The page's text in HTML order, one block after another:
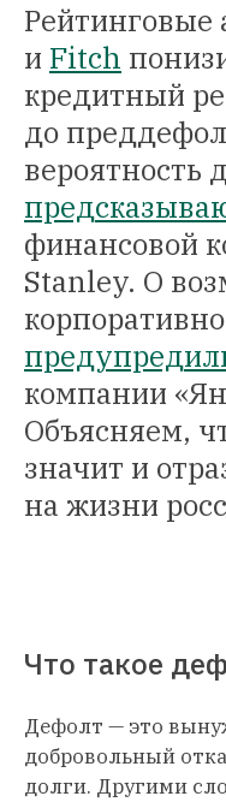
Рейтинговые
и Fitch
кредитный
до
вероятность
финансовой
Stanley. О
компании
Объясняем,
значит и
на жизни
Что такое
Дефолт — это
добровольный
долги. Другими